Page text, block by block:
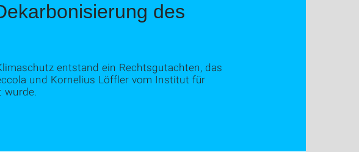
des
entstand ein Rechtsgutachten, das
und Kornelius Löffler vom Institut für
wurde.